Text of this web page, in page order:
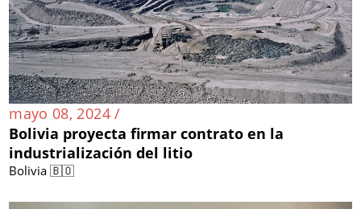
mayo 08, 2024 /
Bolivia proyecta firmar contrato en la
industrialización del litio
Bolivia 🇧🇴